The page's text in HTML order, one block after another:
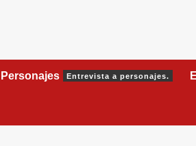
Personajes Entrevista a personajes.